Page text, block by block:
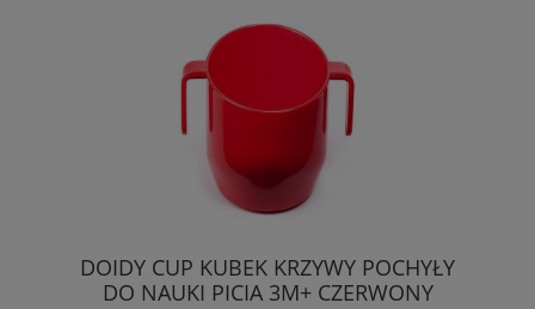
DOIDY CUP KUBEK KRZYWY POCHYŁY
DO NAUKI PICIA 3M+ CZERWONY